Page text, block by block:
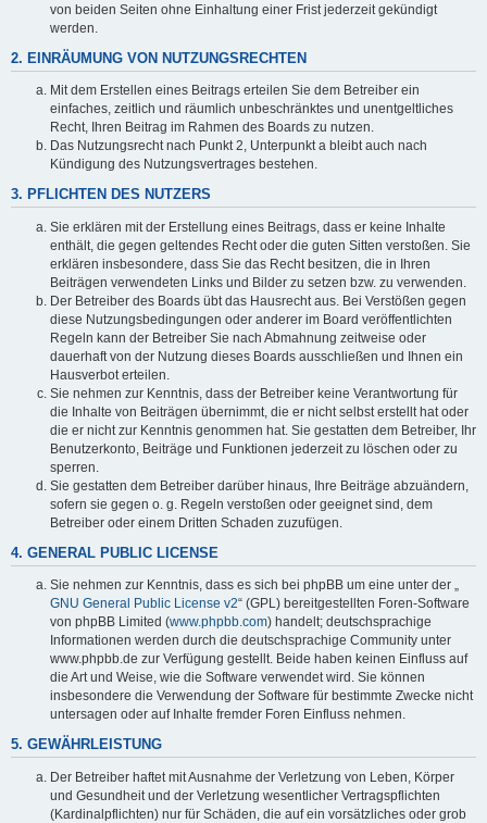
von beiden Seiten ohne Einhaltung einer Frist jederzeit gekündigt
werden.
2. EINRÄUMUNG VON NUTZUNGSRECHTEN
Mit dem Erstellen eines Beitrags erteilen Sie dem Betreiber ein
einfaches, zeitlich und räumlich unbeschränktes und unentgeltliches
Recht, Ihren Beitrag im Rahmen des Boards zu nutzen.
Das Nutzungsrecht nach Punkt 2, Unterpunkt a bleibt auch nach
Kündigung des Nutzungsvertrages bestehen.
3. PFLICHTEN DES NUTZERS
Sie erklären mit der Erstellung eines Beitrags, dass er keine Inhalte
enthält, die gegen geltendes Recht oder die guten Sitten verstoßen. Sie
erklären insbesondere, dass Sie das Recht besitzen, die in Ihren
Beiträgen verwendeten Links und Bilder zu setzen bzw. zu verwenden.
Der Betreiber des Boards übt das Hausrecht aus. Bei Verstößen gegen
diese Nutzungsbedingungen oder anderer im Board veröffentlichten
Regeln kann der Betreiber Sie nach Abmahnung zeitweise oder
dauerhaft von der Nutzung dieses Boards ausschließen und Ihnen ein
Hausverbot erteilen.
Sie nehmen zur Kenntnis, dass der Betreiber keine Verantwortung für
die Inhalte von Beiträgen übernimmt, die er nicht selbst erstellt hat oder
die er nicht zur Kenntnis genommen hat. Sie gestatten dem Betreiber, Ihr
Benutzerkonto, Beiträge und Funktionen jederzeit zu löschen oder zu
sperren.
Sie gestatten dem Betreiber darüber hinaus, Ihre Beiträge abzuändern,
sofern sie gegen o. g. Regeln verstoßen oder geeignet sind, dem
Betreiber oder einem Dritten Schaden zuzufügen.
4. GENERAL PUBLIC LICENSE
Sie nehmen zur Kenntnis, dass es sich bei phpBB um eine unter der „
GNU General Public License v2“ (GPL) bereitgestellten Foren-Software
von phpBB Limited (www.phpbb.com) handelt; deutschsprachige
Informationen werden durch die deutschsprachige Community unter
www.phpbb.de zur Verfügung gestellt. Beide haben keinen Einfluss auf
die Art und Weise, wie die Software verwendet wird. Sie können
insbesondere die Verwendung der Software für bestimmte Zwecke nicht
untersagen oder auf Inhalte fremder Foren Einfluss nehmen.
5. GEWÄHRLEISTUNG
Der Betreiber haftet mit Ausnahme der Verletzung von Leben, Körper
und Gesundheit und der Verletzung wesentlicher Vertragspflichten
(Kardinalpflichten) nur für Schäden, die auf ein vorsätzliches oder grob